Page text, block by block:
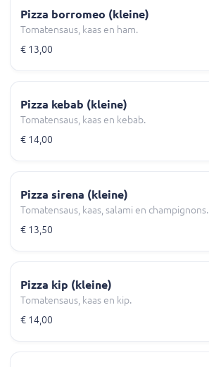
Pizza borromeo (kleine)
Tomatensaus, kaas en ham.
€ 13,00
Pizza kebab (kleine)
Tomatensaus, kaas en kebab.
€ 14,00
Pizza sirena (kleine)
Tomatensaus, kaas, salami en champignons.
€ 13,50
Pizza kip (kleine)
Tomatensaus, kaas en kip.
€ 14,00